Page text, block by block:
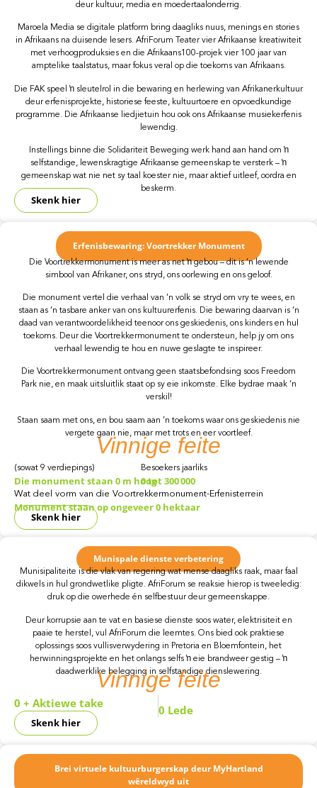
deur kultuur, media en moedertaalonderrig.
Maroela Media se digitale platform bring daagliks nuus, menings en stories
in Afrikaans na duisende lesers. AfriForum Teater vier Afrikaanse kreatiwiteit
met verhoogproduksies en die Afrikaans100-projek vier 100 jaar van
amptelike taalstatus, maar fokus veral op die toekoms van Afrikaans.
Die FAK speel ŉ sleutelrol in die bewaring en herlewing van Afrikanerkultuur
deur erfenisprojekte, historiese feeste, kultuurtoere en opvoedkundige
programme. Die Afrikaanse liedjietuin hou ook ons Afrikaanse musiekerfenis
lewendig.
Instellings binne die Solidariteit Beweging werk hand aan hand om ŉ
selfstandige, lewenskragtige Afrikaanse gemeenskap te versterk – ŉ
gemeenskap wat nie net sy taal koester nie, maar aktief uitleef, oordra en
beskerm.
Skenk hier
Erfenisbewaring: Voortrekker Monument
Die Voortrekkermonument is meer as net ŉ gebou – dit is ’n lewende
simbool van Afrikaner, ons stryd, ons oorlewing en ons geloof.
Die monument vertel die verhaal van ’n volk se stryd om vry te wees, en
staan as ’n tasbare anker van ons kultuurerfenis. Die bewaring daarvan is ’n
daad van verantwoordelikheid teenoor ons geskiedenis, ons kinders en hul
toekoms. Deur die Voortrekkermonument te ondersteun, help jy om ons
verhaal lewendig te hou en nuwe geslagte te inspireer.
Die Voortrekkermonument ontvang geen staatsbefondsing soos Freedom
Park nie, en maak uitsluitlik staat op sy eie inkomste. Elke bydrae maak ’n
verskil!
Staan saam met ons, en bou saam aan ’n toekoms waar ons geskiedenis nie
vergete gaan nie, maar met trots en eer voortleef.
Vinnige feite
(sowat 9 verdiepings)
Die monument staan 0 m hoog
Besoekers jaarliks
0tot 300 000
Wat deel vorm van die Voortrekkermonument-Erfenisterrein
Monument staan op ongeveer0 hektaar
Skenk hier
Munispale dienste verbetering
Munisipaliteite is die vlak van regering wat mense daagliks raak, maar faal
dikwels in hul grondwetlike pligte. AfriForum se reaksie hierop is tweeledig:
druk op die owerhede én selfbestuur deur gemeenskappe.
Deur korrupsie aan te vat en basiese dienste soos water, elektrisiteit en
paaie te herstel, vul AfriForum die leemtes. Ons bied ook praktiese
oplossings soos vullisverwydering in Pretoria en Bloemfontein, het
herwinningsprojekte en het onlangs selfs ŉ eie brandweer gestig – ŉ
daadwerklike belegging in selfstandige dienslewering.
Vinnige feite
0 + Aktiewe take 0 Lede
Skenk hier
Brei virtuele kultuurburgerskap deur MyHartland
wêreldwyd uit